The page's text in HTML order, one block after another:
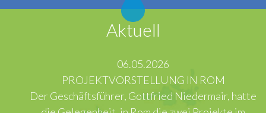
Aktuell
06.05.2026
PROJEKTVORSTELLUNG IN ROM
Der Geschäftsführer, Gottfried Niedermair, hatte